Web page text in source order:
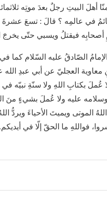
منّا أهلَ البيتِ رجلٌ بعدَ موتِه
في عالمِه ؟ قالَ : تسعَ عشرةَ
فيقتلُ ويسبي حتّى يخرجَ
معاوية العجليّ عن أبي عبدِ
عُملَ بكتابِ اللهِ ولا سنّةِ نبيّه
وسلامه عليه ولا عُملَ بشيءٍ منَ
الموتى ويميتَ الأحياءَ ويردُّ
فواللهِ ما الحقّ إلّا في أيديكم.